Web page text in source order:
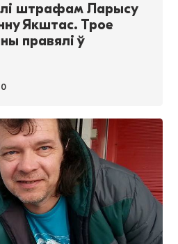
штрафам Ларысу
Якштас. Трое
правялі ў